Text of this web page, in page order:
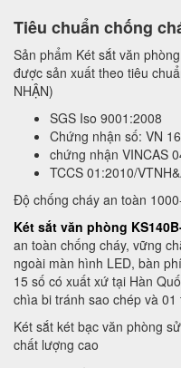
Tiêu chuẩn chống
Sản phẩm Két sắt văn
được sản xuất theo tiêu
NHẬN)
SGS Iso 9001:2008
Chứng nhận số: VN
chứng nhận VINCAS
TCCS 01:2010/
Độ chống cháy an toàn
Két sắt văn phòng
an toàn chống cháy, vững
ngoài màn hình LED, bàn
15 số có xuất xứ tại Hàn
chìa bi tránh sao chép và 01
Két sắt két bạc văn phòng
chất lượng cao